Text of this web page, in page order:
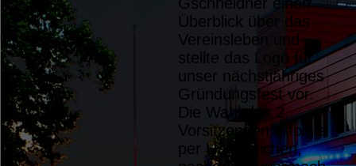
Überblick über das
Vereinsleben und
stellte das Logo für
unser nächstjähriges
Gründungsfest vor.
Die Wahl des 2.
Vorsitzenden erfolgte
per Handzeichen,